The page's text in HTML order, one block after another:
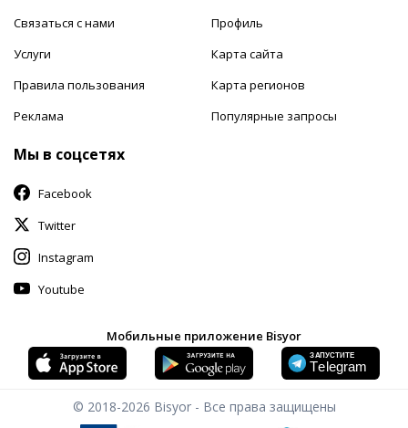
Связаться с нами
Услуги
Правила пользования
Реклама
Профиль
Карта сайта
Карта регионов
Популярные запросы
Мы в соцсетях
Facebook
Twitter
Instagram
Youtube
Мобильные приложение Bisyor
© 2018-2026 Bisyor - Все права защищены